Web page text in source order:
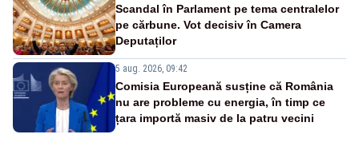
Scandal în Parlament pe tema centralelor
pe cărbune. Vot decisiv în Camera
Deputaților
5 aug. 2026, 09:42
Comisia Europeană susține că România
nu are probleme cu energia, în timp ce
țara importă masiv de la patru vecini